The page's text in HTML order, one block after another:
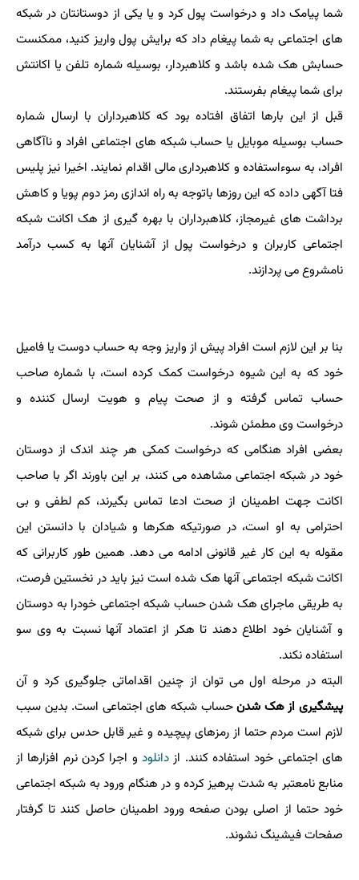
شما پیامک داد و درخواست پول کرد و یا یکی از دوستانتان در شبکه
های اجتماعی به شما پیغام داد که برایش پول واریز کنید، ممکنست
حسابش هک شده باشد و کلاهبردار، بوسیله شماره تلفن یا اکانتش
برای شما پیغام بفرستند.
قبل از این بارها اتفاق افتاده بود که کلاهبرداران با ارسال شماره
حساب بوسیله موبایل یا حساب شبکه های اجتماعی افراد و ناآگاهی
افراد، به سوءاستفاده و کلاهبرداری مالی اقدام نمایند. اخیرا نیز پلیس
فتا آگهی داده که این روزها باتوجه به راه اندازی رمز دوم پویا و کاهش
برداشت های غیرمجاز، کلاهبرداران با بهره گیری از هک اکانت شبکه
اجتماعی کاربران و درخواست پول از آشنایان آنها به کسب درآمد
نامشروع می پردازند.
بنا بر این لازم است افراد پیش از واریز وجه به حساب دوست یا فامیل
خود که به این شیوه درخواست کمک کرده است، با شماره صاحب
حساب تماس گرفته و از صحت پیام و هویت ارسال کننده و
درخواست وی مطمئن شوند.
بعضی افراد هنگامی که درخواست کمکی هر چند اندک از دوستان
خود در شبکه اجتماعی مشاهده می کنند، بر این باورند اگر با صاحب
اکانت جهت اطمینان از صحت ادعا تماس بگیرند، کم لطفی و بی
احترامی به او است، در صورتیکه هکرها و شیادان با دانستن این
مقوله به این کار غیر قانونی ادامه می دهد. همین طور کاربرانی که
اکانت شبکه اجتماعی آنها هک شده است نیز باید در نخستین فرصت،
به طریقی ماجرای هک شدن حساب شبکه اجتماعی خودرا به دوستان
و آشنایان خود اطلاع دهند تا هکر از اعتماد آنها نسبت به وی سو
استفاده نکند.
البته در مرحله اول می توان از چنین اقداماتی جلوگیری کرد و آن
پیشگیری از هک شدنحساب شبکه های اجتماعی است. بدین سبب
لازم است مردم حتما از رمزهای پیچیده و غیر قابل حدس برای شبکه
های اجتماعی خود استفاده کنند. از دانلود و اجرا کردن نرم افزارها از
منابع نامعتبر به شدت پرهیز کرده و در هنگام ورود به شبکه اجتماعی
خود حتما از اصلی بودن صفحه ورود اطمینان حاصل کنند تا گرفتار
صفحات فیشینگ نشوند.